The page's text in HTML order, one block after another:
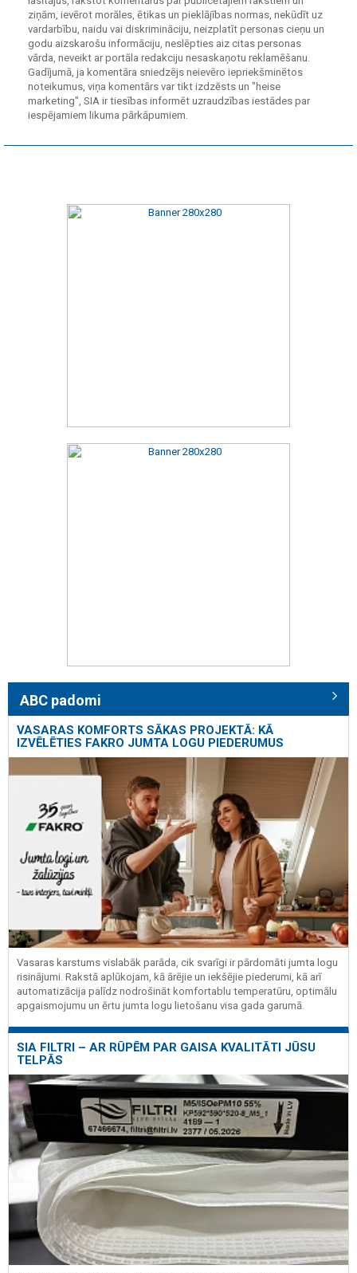
ziņām, ievērot morāles, ētikas un pieklājības normas, nekūdīt uz
vardarbību, naidu vai diskrimināciju, neizplatīt personas cieņu un
godu aizskarošu informāciju, neslēpties aiz citas personas
vārda, neveikt ar portāla redakciju nesaskaņotu reklamēšanu.
Gadījumā, ja komentāra sniedzējs neievēro iepriekšminētos
noteikumus, viņa komentārs var tikt izdzēsts un "heise
marketing", SIA ir tiesības informēt uzraudzības iestādes par
iespējamiem likuma pārkāpumiem.
ABC padomi
VASARAS KOMFORTS SĀKAS PROJEKTĀ: KĀ
IZVĒLĒTIES FAKRO JUMTA LOGU PIEDERUMUS
Vasaras karstums vislabāk parāda, cik svarīgi ir pārdomāti jumta logu
risinājumi. Rakstā aplūkojam, kā ārējie un iekšējie piederumi, kā arī
automatizācija palīdz nodrošināt komfortablu temperatūru, optimālu
apgaismojumu un ērtu jumta logu lietošanu visa gada garumā.
SIA FILTRI – AR RŪPĒM PAR GAISA KVALITĀTI JŪSU
TELPĀS